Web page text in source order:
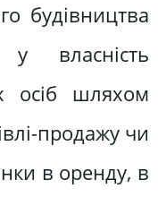
будівництва
у власність
осіб шляхом
продажу чи
в оренду, в